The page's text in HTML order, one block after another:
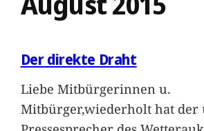
Der direkte Draht
Liebe Mitbürgerinnen u.
Mitbürger,wiederholt hat der